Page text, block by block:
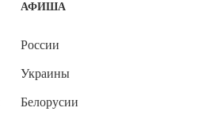
АФИША
России
Украины
Белорусии